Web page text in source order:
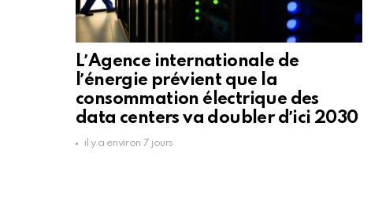
LʼAgence internationale de
lʼénergie prévient que la
consommation électrique des
data centers va doubler dʼici 2030
il y a environ 7 jours